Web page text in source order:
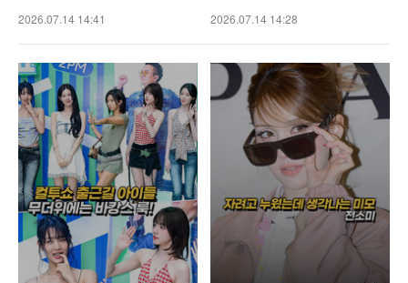
2026.07.14 14:41 2026.07.14 14:28